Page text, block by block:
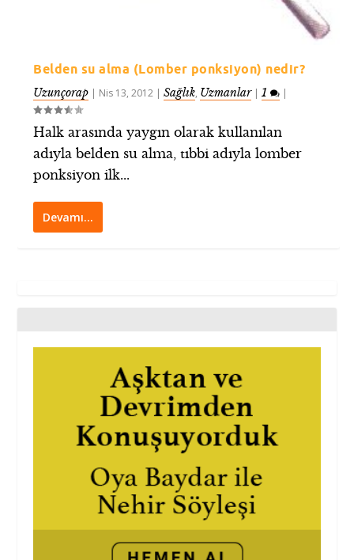
Belden su alma (Lomber ponksiyon) nedir?
Uzunçorap | Nis 13, 2012 |Sağlık, Uzmanlar|1 |
Halk arasında yaygın olarak kullanılan
adıyla belden su alma, tıbbi adıyla lomber
ponksiyon ilk...
Devamı…